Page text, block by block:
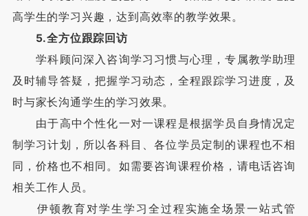
高学生的学习兴趣，达到高效率的教学效果。
5.全方位跟踪回访
学科顾问深入咨询学习习惯与心理，专属教学助理
及时辅导答疑，把握学习动态，全程跟踪学习进度，及
时与家长沟通学生的学习效果。
由于高中个性化一对一课程是根据学员自身情况定
制学习计划，所以各科目、各位学员定制的课程也不相
同，价格也不相同。如需要咨询课程价格，请电话咨询
相关工作人员。
伊顿教育对学生学习全过程实施全场景一站式管